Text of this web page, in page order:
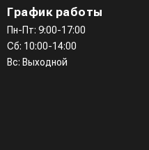
График работы
Пн-Пт: 9:00-17:00
Сб: 10:00-14:00
Вс: Выходной